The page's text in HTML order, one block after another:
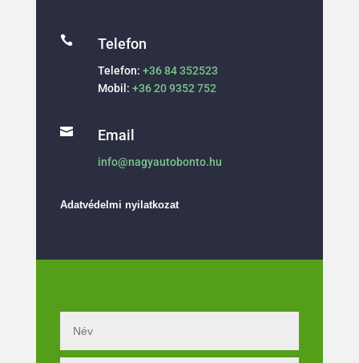
 Telefon
Telefon: +36 84 352523
Mobil: +36 20 9352 752
 Email
info@nagyautobonto.hu
Adatvédelmi nyilatkozat